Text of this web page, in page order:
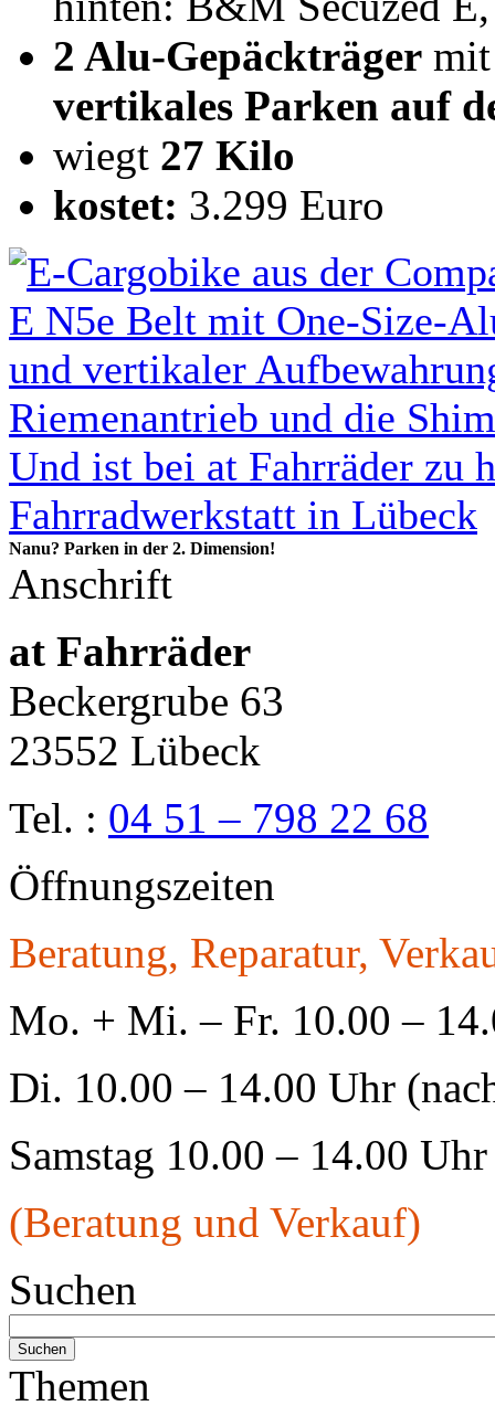
2 Alu-Gepäckträger
vertikales Parken auf
wiegt 27 Kilo
kostet: 3.299 Euro
Nanu? Parken in der 2. Dimension!
Anschrift
at Fahrräder
Beckergrube 63
23552 Lübeck
Tel. : 04 51 – 798 22 68
Öffnungszeiten
Beratung, Reparatur,
Mo. + Mi. – Fr. 10.00 –
Di. 10.00 – 14.00 Uhr
Samstag 10.00 – 14.00 Uhr
(Beratung und Verkauf)
Suchen
Themen